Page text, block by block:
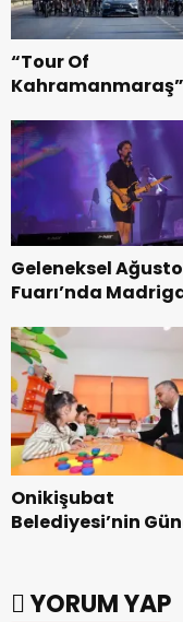
“Tour Of
Kahramanmaraş”
Bisikleti Turnuvası
Tamamlandı.
Geleneksel
Fuarı’nda
Onikişubat
Belediyesi’nin
başladı.
YORUM YAP